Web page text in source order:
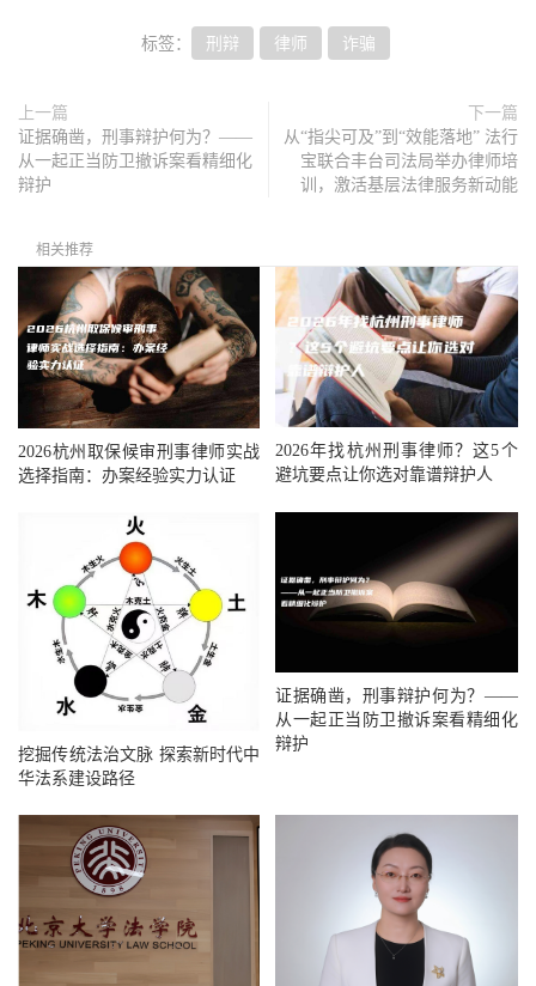
标签： 刑辩 律师 诈骗
上一篇
证据确凿，刑事辩护何为？——
从一起正当防卫撤诉案看精细化
辩护
下一篇
从“指尖可及”到“效能落地” 法行
宝联合丰台司法局举办律师培
训，激活基层法律服务新动能
相关推荐
2026杭州取保候审刑事律师实战
选择指南：办案经验实力认证
2026年找杭州刑事律师？这5个
避坑要点让你选对靠谱辩护人
挖掘传统法治文脉 探索新时代中
华法系建设路径
证据确凿，刑事辩护何为？——
从一起正当防卫撤诉案看精细化
辩护